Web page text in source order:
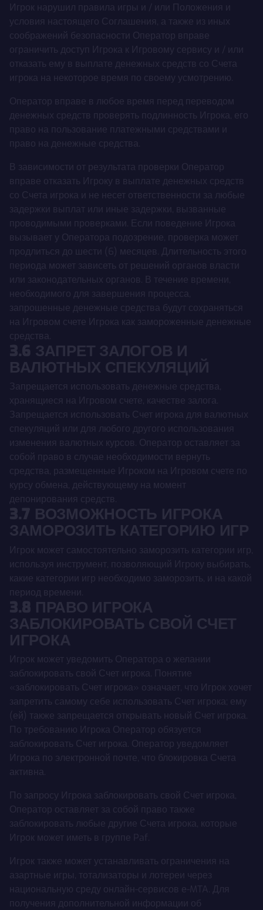
Игрок нарушил правила игры и / или Положения и
условия настоящего Соглашения, а также из иных
соображений безопасности Оператор вправе
ограничить доступ Игрока к Игровому сервису и / или
отказать ему в выплате денежных средств со Счета
игрока на некоторое время по своему усмотрению.
Оператор вправе в любое время перед переводом
денежных средств проверять подлинность Игрока, его
право на пользование платежными средствами и
право на денежные средства.
В зависимости от результата проверки Оператор
вправе отказать Игроку в выплате денежных средств
со Счета игрока и не несет ответственности за любые
задержки выплат или иные задержки, вызванные
проводимыми проверками. Если поведение Игрока
вызывает у Оператора подозрение, проверка может
продлиться до шести (6) месяцев. Длительность этого
периода может зависеть от решений органов власти
или законодательных органов. В течение времени,
необходимого для завершения процесса,
запрошенные денежные средства будут сохраняться
на Игровом счете Игрока как замороженные денежные
средства.
3.6 ЗАПРЕТ ЗАЛОГОВ И
ВАЛЮТНЫХ СПЕКУЛЯЦИЙ
Запрещается использовать денежные средства,
хранящиеся на Игровом счете, качестве залога.
Запрещается использовать Счет игрока для валютных
спекуляций или для любого другого использования
изменения валютных курсов. Оператор оставляет за
собой право в случае необходимости вернуть
средства, размещенные Игроком на Игровом счете по
курсу обмена, действующему на момент
депонирования средств.
3.7 ВОЗМОЖНОСТЬ ИГРОКА
ЗАМОРОЗИТЬ КАТЕГОРИЮ ИГР
Игрок может самостоятельно заморозить категории игр,
используя инструмент, позволяющий Игроку выбирать,
какие категории игр необходимо заморозить, и на какой
период времени.
3.8 ПРАВО ИГРОКА
ЗАБЛОКИРОВАТЬ СВОЙ СЧЕТ
ИГРОКА
Игрок может уведомить Оператора о желании
заблокировать свой Счет игрока. Понятие
«заблокировать Счет игрока» означает, что Игрок хочет
запретить самому себе использовать Счет игрока; ему
(ей) также запрещается открывать новый Счет игрока.
По требованию Игрока Оператор обязуется
заблокировать Счет игрока. Оператор уведомляет
Игрока по электронной почте, что блокировка Счета
активна.
По запросу Игрока заблокировать свой Счет игрока,
Оператор оставляет за собой право также
заблокировать любые другие Счета игрока, которые
Игрок может иметь в группе Paf.
Игрок также может устанавливать ограничения на
азартные игры, тотализаторы и лотереи через
национальную среду онлайн-сервисов е-MTA. Для
получения дополнительной информации об